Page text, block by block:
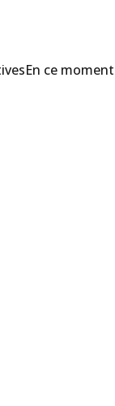
En ce moment